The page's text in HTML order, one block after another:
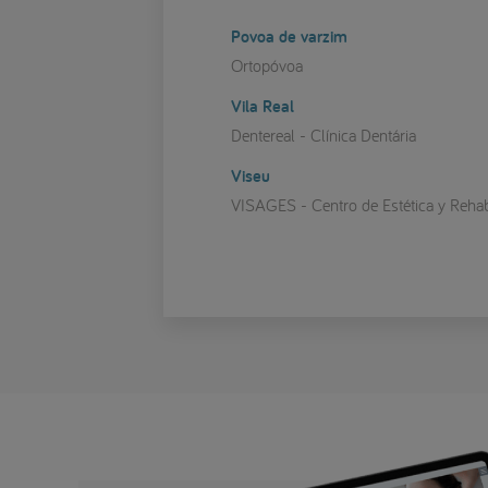
Povoa de varzim
Ortopóvoa
Vila Real
Dentereal - Clínica Dentária
Viseu
VISAGES - Centro de Estética y